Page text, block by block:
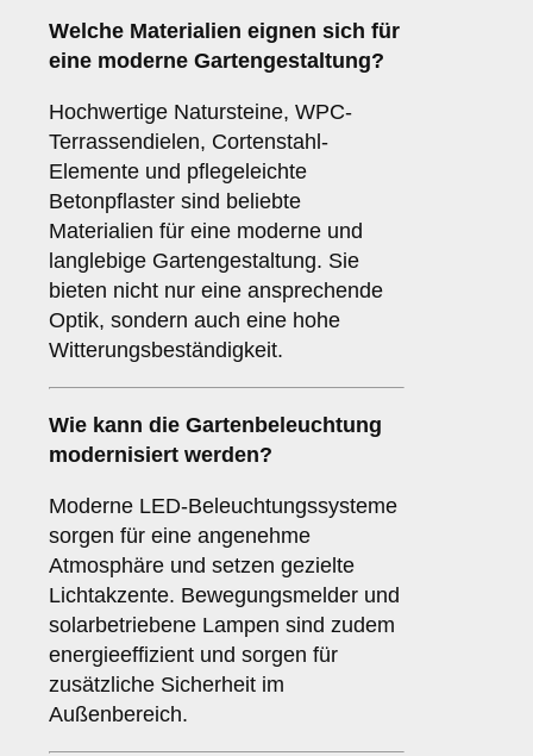
Welche Materialien eignen sich für
eine moderne Gartengestaltung?
Hochwertige Natursteine, WPC-
Terrassendielen, Cortenstahl-
Elemente und pflegeleichte
Betonpflaster sind beliebte
Materialien für eine moderne und
langlebige Gartengestaltung. Sie
bieten nicht nur eine ansprechende
Optik, sondern auch eine hohe
Witterungsbeständigkeit.
Wie kann die Gartenbeleuchtung
modernisiert werden?
Moderne LED-Beleuchtungssysteme
sorgen für eine angenehme
Atmosphäre und setzen gezielte
Lichtakzente. Bewegungsmelder und
solarbetriebene Lampen sind zudem
energieeffizient und sorgen für
zusätzliche Sicherheit im
Außenbereich.